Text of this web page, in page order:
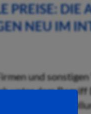
PREISE: DIE
NEU IM
und
unter dem